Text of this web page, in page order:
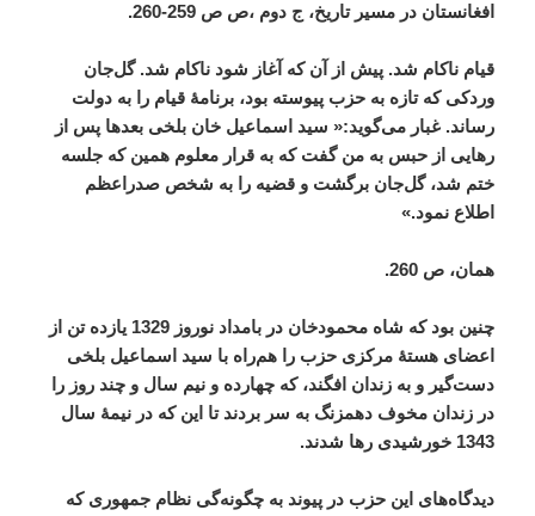
افغانستان در مسیر تاریخ، ج دوم ،ص ص 259-260.
قیام ناکام شد.پیش از آن که آغاز شود ناکام شد.گلجان
وردکی که تازه به حزب پیوسته بود، برنامۀ قیام را به دولت
رساند.غبار میگوید:« سید اسماعیل خان بلخی بعدها پس از
رهایی از حبس به من گفت که به قرار معلوم همین که جلسه
ختم شد، گلجان برگشت و قضیه را به شخص صدراعظم
اطلاع نمود.»
همان، ص 260.
چنین بود که شاه محمودخان در بامداد نوروز 1329 یازده تن از
اعضای هستۀ مرکزی حزب را همراه با سید اسماعیل بلخی
دستگیر و به زندان افگند، که چهارده و نیم سال و چند روز را
در زندان مخوف دهمزنگ به سر بردند تا این که در نیمۀ سال
1343 خورشیدی رها شدند.
دیدگاههای این حزب در پیوند به چگونهگی نظام جمهوری که